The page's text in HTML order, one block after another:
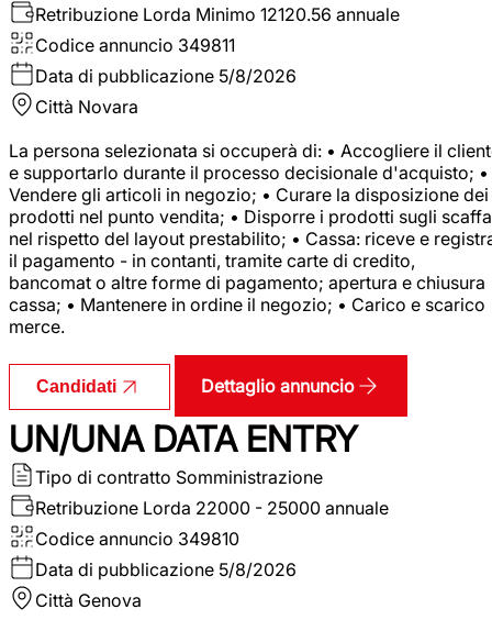
Retribuzione Lorda Minimo 12120.56 annuale
Codice annuncio 349811
Data di pubblicazione 5/8/2026
Città Novara
La persona selezionata si occuperà di: • Accogliere il
e supportarlo durante il processo decisionale d'acquisto; •
Vendere gli articoli in negozio; • Curare la disposizione dei
prodotti nel punto vendita; • Disporre i prodotti sugli
nel rispetto del layout prestabilito; • Cassa: riceve e
il pagamento - in contanti, tramite carte di credito,
bancomat o altre forme di pagamento; apertura e chiusura
cassa; • Mantenere in ordine il negozio; • Carico e scarico
merce.
Candidati Dettaglio annuncio
UN/UNA DATA ENTRY
Tipo di contratto Somministrazione
Retribuzione Lorda 22000 - 25000 annuale
Codice annuncio 349810
Data di pubblicazione 5/8/2026
Città Genova